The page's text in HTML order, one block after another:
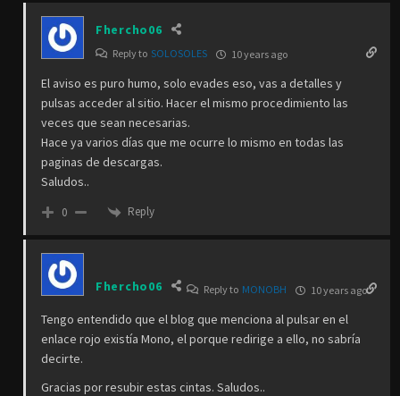
Fhercho06
Reply to SOLOSOLES 10 years ago
El aviso es puro humo, solo evades eso, vas a detalles y
pulsas acceder al sitio. Hacer el mismo procedimiento las
veces que sean necesarias.
Hace ya varios días que me ocurre lo mismo en todas las
paginas de descargas.
Saludos..
0 Reply
Fhercho06 Reply to MONOBH 10 years ago
Tengo entendido que el blog que menciona al pulsar en el
enlace rojo existía Mono, el porque redirige a ello, no sabría
decirte.
Gracias por resubir estas cintas. Saludos..